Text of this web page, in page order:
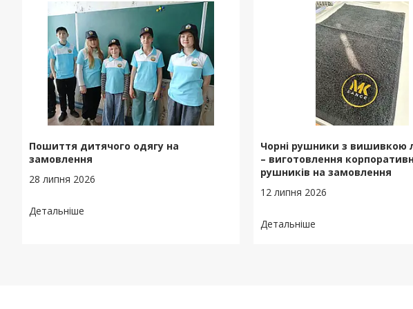
Пошиття дитячого одягу на
замовлення
28 липня 2026
Чорні рушники з вишивкою
– виготовлення
рушників на замовлення
12 липня 2026